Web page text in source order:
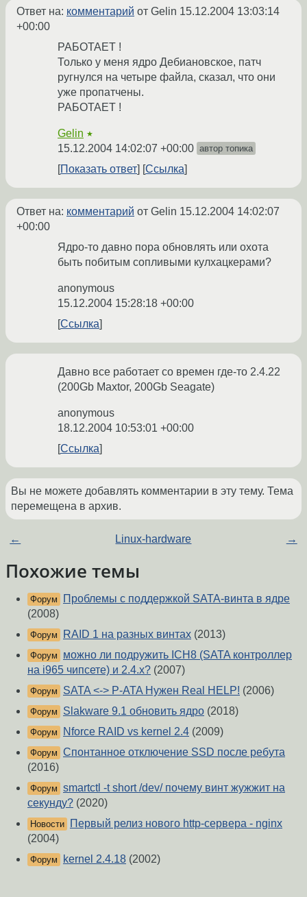
Ответ на: комментарий от Gelin 15.12.2004 13:03:14
+00:00
РАБОТАЕТ !
Только у меня ядро Дебиановское, патч
ругнулся на четыре файла, сказал, что они
уже пропатчены.
РАБОТАЕТ !
Gelin ★
15.12.2004 14:02:07 +00:00 автор топика
Показать ответ Ссылка
Ответ на: комментарий от Gelin 15.12.2004 14:02:07
+00:00
Ядро-то давно пора обновлять или охота
быть побитым сопливыми кулхацкерами?
anonymous
15.12.2004 15:28:18 +00:00
Ссылка
Давно все работает со времен где-то 2.4.22
(200Gb Maxtor, 200Gb Seagate)
anonymous
18.12.2004 10:53:01 +00:00
Ссылка
Вы не можете добавлять комментарии в эту тему. Тема
перемещена в архив.
← Linux-hardware →
Похожие темы
Форум
Проблемы с поддержкой SATA-винта в ядре
(2008)
Форум RAID 1 на разных винтах (2013)
Форум
можно ли подружить ICH8 (SATA контроллер
на i965 чипсете) и 2.4.x? (2007)
Форум SATA <-> P-ATA Нужен Real HELP! (2006)
Форум Slakware 9.1 обновить ядро (2018)
Форум Nforce RAID vs kernel 2.4 (2009)
Форум Спонтанное отключение SSD после ребута
(2016)
Форум smartctl -t short /dev/ почему винт жужжит на
секунду? (2020)
Новости
Первый релиз нового http-сервера - nginx
(2004)
Форум kernel 2.4.18 (2002)